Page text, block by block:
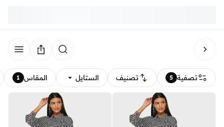
تصفية 5 تصنيف الستايل المقاس 1